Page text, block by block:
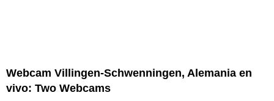
Webcam Villingen-Schwenningen, Alemania en
vivo: Two Webcams